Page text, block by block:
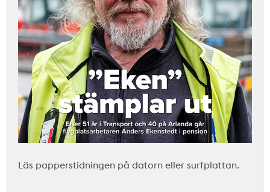
Läs papperstidningen på datorn eller surfplattan.